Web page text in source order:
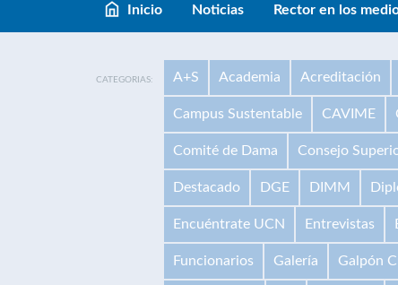
Inicio Noticias Rector en los
CATEGORIAS: A+S Academia Acreditación
Campus Sustentable CAVIME
Comité de Dama Consejo
Destacado DGE DIMM
Encuéntrate UCN Entrevistas
Funcionarios Galería Galpón